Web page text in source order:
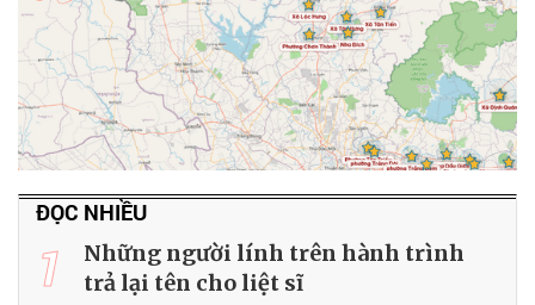
ĐỌC NHIỀU
1
Những người lính trên hành trình
trả lại tên cho liệt sĩ